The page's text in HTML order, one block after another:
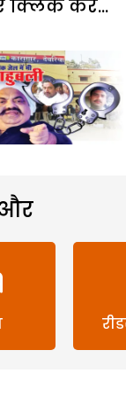
क्लिक करें...